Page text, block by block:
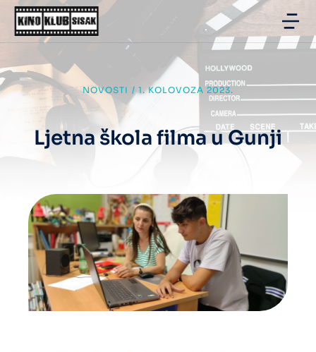
NOVOSTI / 1. KOLOVOZA 2023.
Ljetna škola filma u Gunji